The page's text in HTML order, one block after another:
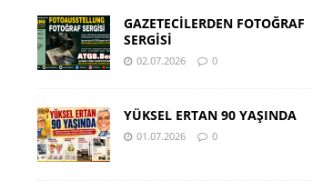
GAZETECİLERDEN FOTOĞRAF
SERGİSİ
02.07.2026 0
YÜKSEL ERTAN 90 YAŞINDA
01.07.2026 0